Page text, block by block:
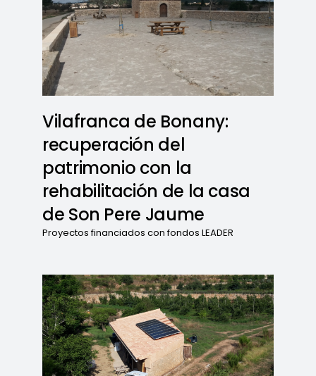
Vilafranca de Bonany:
recuperación del
patrimonio con la
rehabilitación de la casa
de Son Pere Jaume
Proyectos financiados con fondos LEADER